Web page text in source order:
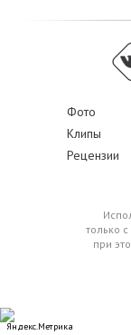
Фото
Клипы
Рецензии
только
при